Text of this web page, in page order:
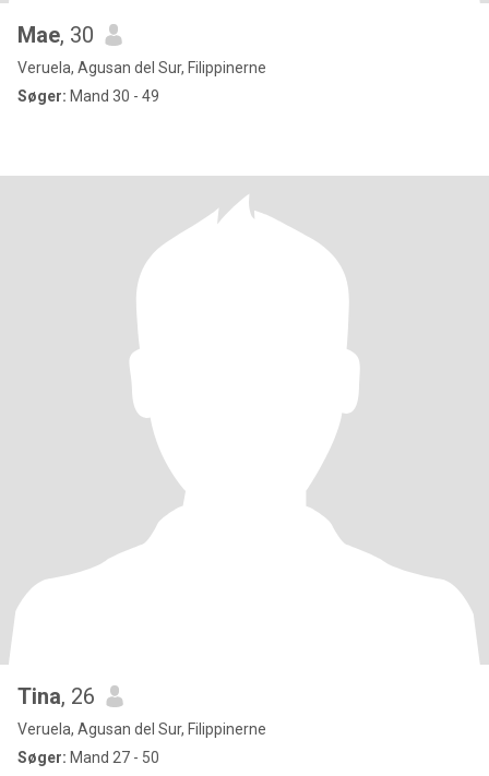
Mae, 30
Veruela, Agusan del Sur, Filippinerne
Søger: Mand 30 - 49
Tina, 26
Veruela, Agusan del Sur, Filippinerne
Søger: Mand 27 - 50